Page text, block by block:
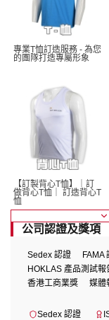
專業T恤訂造服務 - 為您
的團隊打造專屬形象
【訂製背心T恤】｜訂
做背心T恤｜ 訂造背心T
恤
公司認證及獎項
Sedex 認證 FAMA
HOKLAS 產品測試報
香港工商業獎
媒體
Sedex 認證